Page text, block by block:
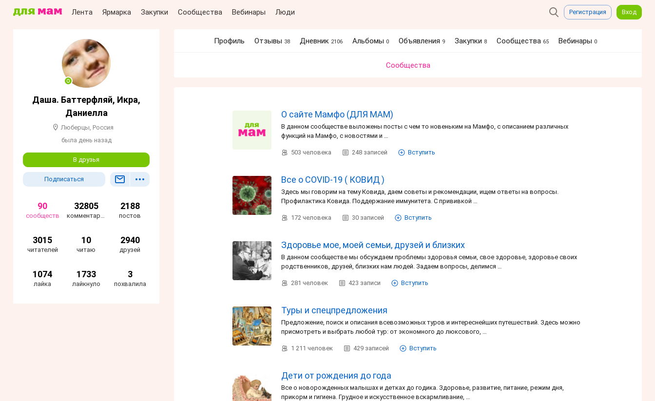
Лента Ярмарка Закупки Сообщества Вебинары Люди Регистрация Вход
Даша. Баттерфляй, Икра,
Даниелла
Люберцы, Россия
была день назад
В друзья
Подписаться
90
сообществ
32805
комментариев
2188
постов
3015
читателей
10
читаю
2940
друзей
1074
лайка
1733
лайкнуло
3
похвалила
Профиль Отзывы 38 Дневник 2106 Альбомы 0 Объявления 9 Закупки 8 Сообщества 65 Вебинары 0
Сообщества
О сайте Мамфо (ДЛЯ МАМ)
В данном сообществе выложены посты с чем то новеньким на Мамфо, с описанием различных
функций на Мамфо, с новостями и …
503 человека 248 записей Вступить
Все о COVID-19 ( КОВИД )
Здесь мы говорим на тему Ковида, даем советы и рекомендации, ищем ответы на вопросы.
Профилактика Ковида. Поддержание иммунитета. С прививкой …
172 человека 30 записей Вступить
Здоровье мое, моей семьи, друзей и близких
В данном сообществе мы обсуждаем проблемы здоровья семьи, свое здоровье, здоровье своих
родственников, друзей, близких нам людей. Задаем вопросы, делимся …
281 человек 423 записи Вступить
Туры и спецпредложения
Предложение, поиск и описания всевозможных туров и интереснейших путешествий. Здесь можно
присмотреть и выбрать любой тур: от экономного до люксового, …
1 211 человек 429 записей Вступить
Дети от рождения до года
Все о новорожденных малышах и детках до годика. Здоровье, развитие, питание, режим дня,
прикорм и гигиена. Грудное и искусственное вскармливание, …